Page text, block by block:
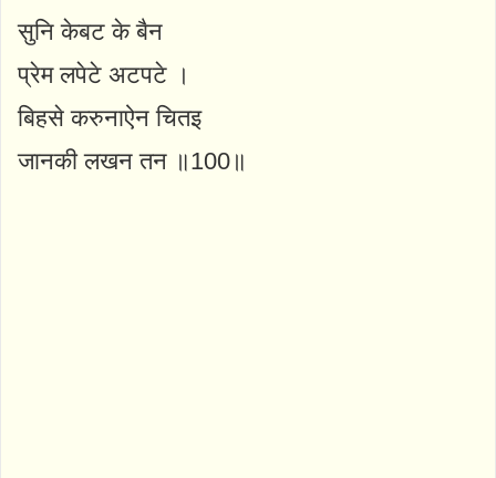
सुनि केबट के बैन
प्रेम लपेटे अटपटे ।
बिहसे करुनाऐन चितइ
जानकी लखन तन ॥100॥